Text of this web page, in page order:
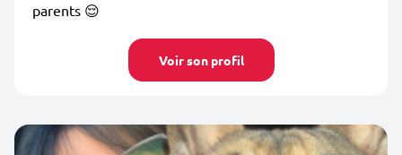
parents 😌
Voir son profil